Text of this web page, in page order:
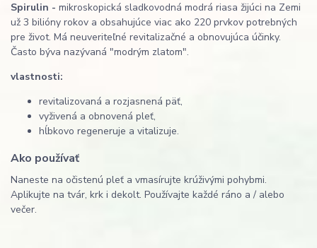
Spirulin - mikroskopická sladkovodná modrá riasa žijúci na Zemi
už 3 bilióny rokov a obsahujúce viac ako 220 prvkov potrebných
pre život. Má neuveriteľné revitalizačné a obnovujúca účinky.
Často býva nazývaná "modrým zlatom".
vlastnosti:
revitalizovaná a rozjasnená päť,
vyživená a obnovená pleť,
hĺbkovo regeneruje a vitalizuje.
Ako používať
Naneste na očistenú pleť a vmasírujte krúživými pohybmi.
Aplikujte na tvár, krk i dekolt. Používajte každé ráno a / alebo
večer.